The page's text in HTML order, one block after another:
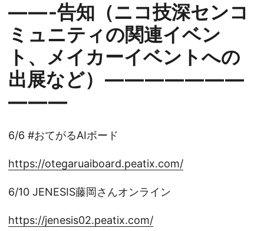
— — -告知（ニコ技深センコ
ミュニティの関連イベン
ト、メイカーイベントへの
出展など） — — — — — — —
— — —
6/6 #おてがるAIボード
https://otegaruaiboard.peatix.com/
6/10 JENESIS藤岡さんオンライン
https://jenesis02.peatix.com/